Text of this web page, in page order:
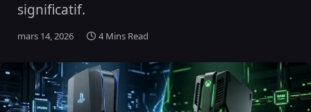
significatif.
mars 14, 2026 4 Mins Read